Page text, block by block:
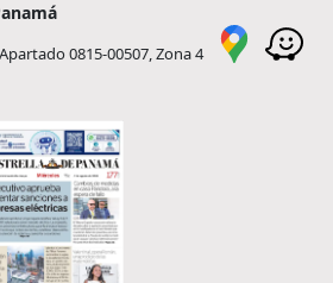
0815-00507, Zona 4